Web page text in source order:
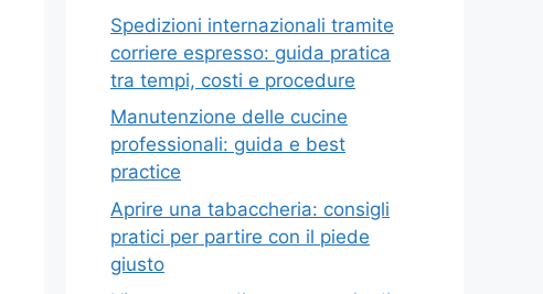
Spedizioni internazionali tramite
corriere espresso: guida pratica
tra tempi, costi e procedure
Manutenzione delle cucine
professionali: guida e best
practice
Aprire una tabaccheria: consigli
pratici per partire con il piede
giusto